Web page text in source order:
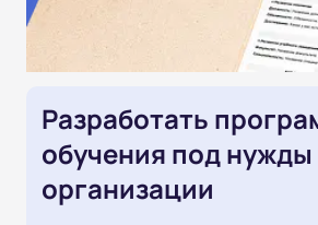
Разработать
обучения под нужды
организации